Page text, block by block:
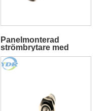
Panelmonterad
strömbrytare med
kabel